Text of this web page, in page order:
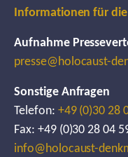
Informationen für die
Aufnahme
presse@holocaust-
Sonstige Anfragen
Telefon: +49 (0)30 28
Fax: +49 (0)30 28 04
info@holocaust-